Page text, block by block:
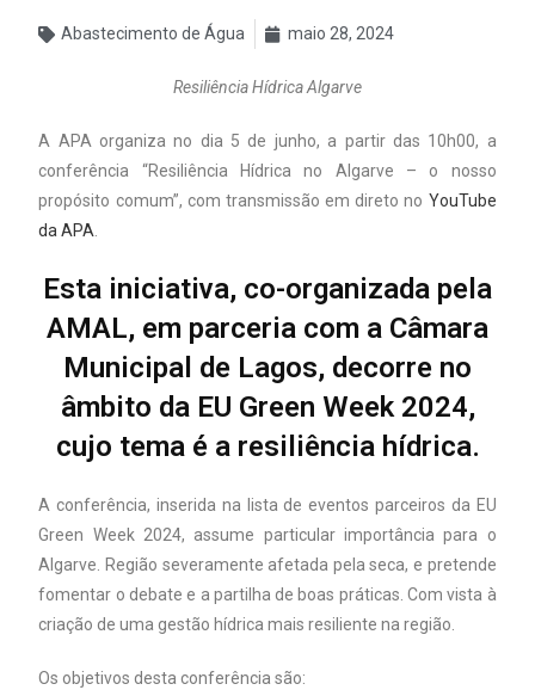
Abastecimento de Água maio 28, 2024
Resiliência Hídrica Algarve
A APA organiza no dia 5 de junho, a partir das 10h00, a
conferência “Resiliência Hídrica no Algarve – o nosso
propósito comum”, com transmissão em direto no YouTube
da APA.
Esta iniciativa, co-organizada pela
AMAL, em parceria com a Câmara
Municipal de Lagos, decorre no
âmbito da EU Green Week 2024,
cujo tema é a resiliência hídrica.
A conferência, inserida na lista de eventos parceiros da EU
Green Week 2024, assume particular importância para o
Algarve. Região severamente afetada pela seca, e pretende
fomentar o debate e a partilha de boas práticas. Com vista à
criação de uma gestão hídrica mais resiliente na região.
Os objetivos desta conferência são: